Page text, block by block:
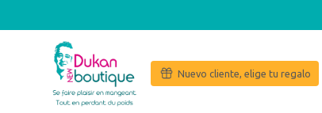
Nuevo cliente, elige tu regalo